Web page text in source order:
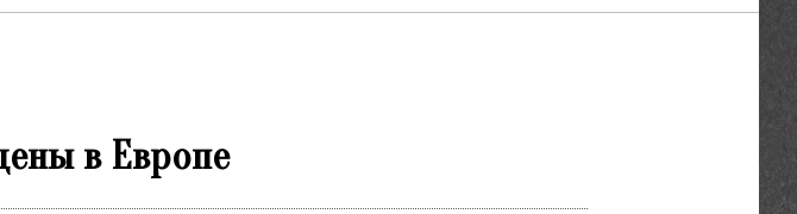
в Европе